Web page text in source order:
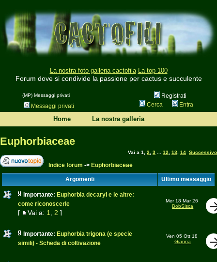
La nostra foto galleria cactofila La top 100
Forum dove si condivide la passione per cactus e succulente
(MP) Messaggi privati
Registrati
Messaggi privati
Cerca Entra
Home La nostra galleria
Euphorbiaceae
Vai a 1 2 3 12 13 14 Successivo
Indice forum -> Euphorbiaceae
Argomenti Ultimo messaggio
Importante: Euphorbia decaryi e le altre:
come riconoscerle
[ Vai a: 1 2 ]
Mer 18 Mar 26
BobSisca
Importante: Euphorbia trigona (e specie
simili) - Scheda di coltivazione
Ven 05 Ott 18
Gianna